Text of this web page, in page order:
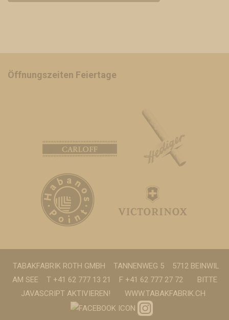
Öffnungszeiten Feiertage
TABAKFABRIK ROTH GMBH TANNENWEG 5
5712 BEINWIL
AM SEE
T +41 62 777 13 21 F +41 62 777 27 72
BITTE
JAVASCRIPT AKTIVIEREN!
WWW.TABAKFABRIK.CH